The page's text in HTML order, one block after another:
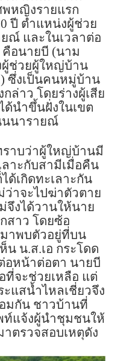
หญิงรายแรก
ปี ตำแหน่งผู้ช่วย
ณ์ และในเวลาต่อ
อนายบี (นาม
ผู้ช่วยผู้ใหญ่บ้าน
ซึ่งเป็นคนหมู่บ้าน
ล่าว โดยร่างผู้เสีย
ด้นำขึ้นฝั่งในเขต
นนารายณ์
ราบว่าผู้ใหญ่บ้านมี
าะกับสามีเมื่อคืน
ด้เกิดทะเลาะกัน
ว่าจะไปฆ่าตัวตาย
จึงได้วานให้นาย
สาว โดยซ้อ
าพบตัวอยู่ที่บน
น น.ส.เอ กระโดด
อหน้าต่อตา นายบี
ที่จะช่วยเหลือ แต่
แสน้ำไหลเชี่ยวจึง
มกัน ชาวบ้านที่
ท์แจ้งผู้นำชุมชนให้
ตรวจสอบเหตุดัง